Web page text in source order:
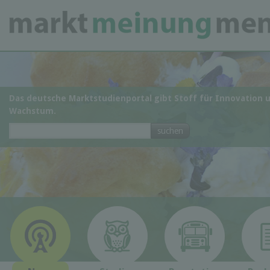
Das deutsche Marktstudienportal gibt Stoff für Innovation
Wachstum.